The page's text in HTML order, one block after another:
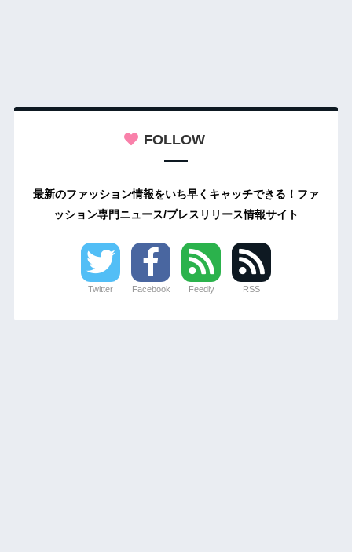
FOLLOW
最新のファッション情報をいち早くキャッチできる！ファ
ッション専門ニュース/プレスリリース情報サイト
Twitter Facebook Feedly RSS